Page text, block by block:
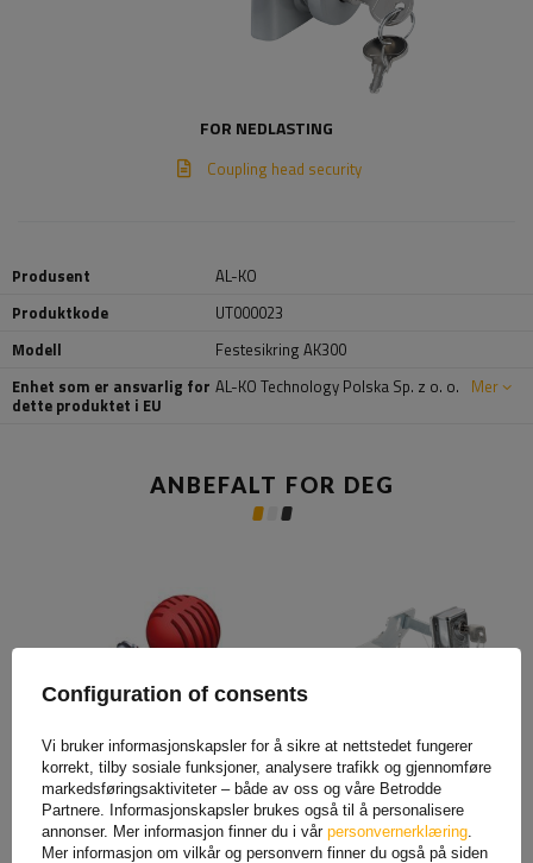
FOR NEDLASTING
Coupling head security
Produsent
AL-KO
Produktkode
UT000023
Modell
Festesikring AK300
Enhet som er ansvarlig for
dette produktet i EU
AL-KO Technology Polska Sp. z o. o. Mer
ANBEFALT FOR DEG
AL-KO lås, type AK 161 AK
270+ Sikkerhetskule
337,80 NOKnetto
Feste kroken til ZZ-02
Steelpress kroken
325,20 NOKnetto
Configuration of consents
Vi bruker informasjonskapsler for å sikre at nettstedet fungerer
korrekt, tilby sosiale funksjoner, analysere trafikk og gjennomføre
markedsføringsaktiviteter – både av oss og våre Betrodde
Partnere. Informasjonskapsler brukes også til å personalisere
annonser. Mer informasjon finner du i vår personvernerklæring
Mer informasjon om vilkår og personvern finner du også på siden